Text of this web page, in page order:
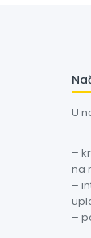
U
–
na
–
–